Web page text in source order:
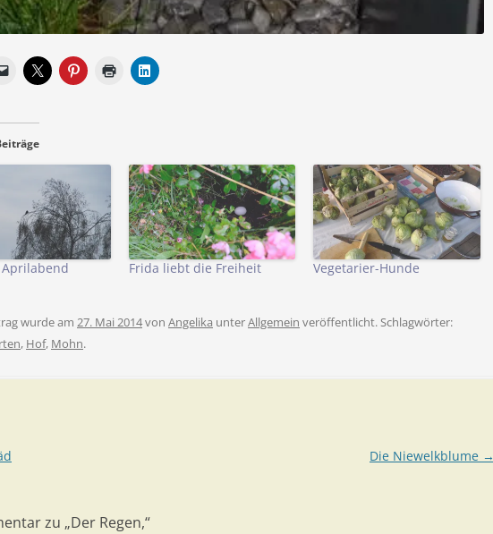
Frida liebt die Freiheit Vegetarier-Hunde
wurde am 27. Mai 2014von Angelika unterAllgemein veröffentlicht. Schlagwörter:
, Hof, Mohn.
Die Niewelkblume →
zu „Der Regen,“